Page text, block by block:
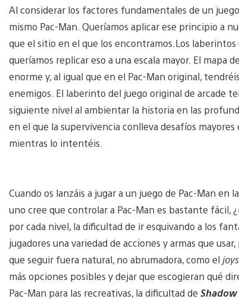
Al considerar los factores fundamentales de un
mismo Pac-Man. Queríamos aplicar ese principio a
que el sitio en el que los encontramos.Los laberintos
queríamos replicar eso a una escala mayor. El mapa
enorme y, al igual que en el Pac-Man original,
enemigos. El laberinto del juego original de arcade
siguiente nivel al ambientar la historia en las
en el que la supervivencia conlleva desafíos
mientras lo intentéis.
Cuando os lanzáis a jugar a un juego de Pac-Man en
uno cree que controlar a Pac-Man es bastante fácil,
por cada nivel, la dificultad de ir esquivando a los
jugadores una variedad de acciones y armas que
que seguir fuera natural, no abrumadora, como el
más opciones posibles y dejar que escogieran qué
Pac-Man para las recreativas, la dificultad de